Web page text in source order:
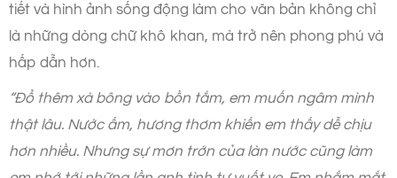
tiết và hình ảnh sống động làm cho văn bản không chỉ
là những dòng chữ khô khan, mà trở nên phong phú và
hấp dẫn hơn.
“Đổ thêm xà bông vào bồn tắm, em muốn ngâm mình
thật lâu. Nước ấm, hương thơm khiến em thấy dễ chịu
hơn nhiều. Nhưng sự mơn trớn của làn nước cũng làm